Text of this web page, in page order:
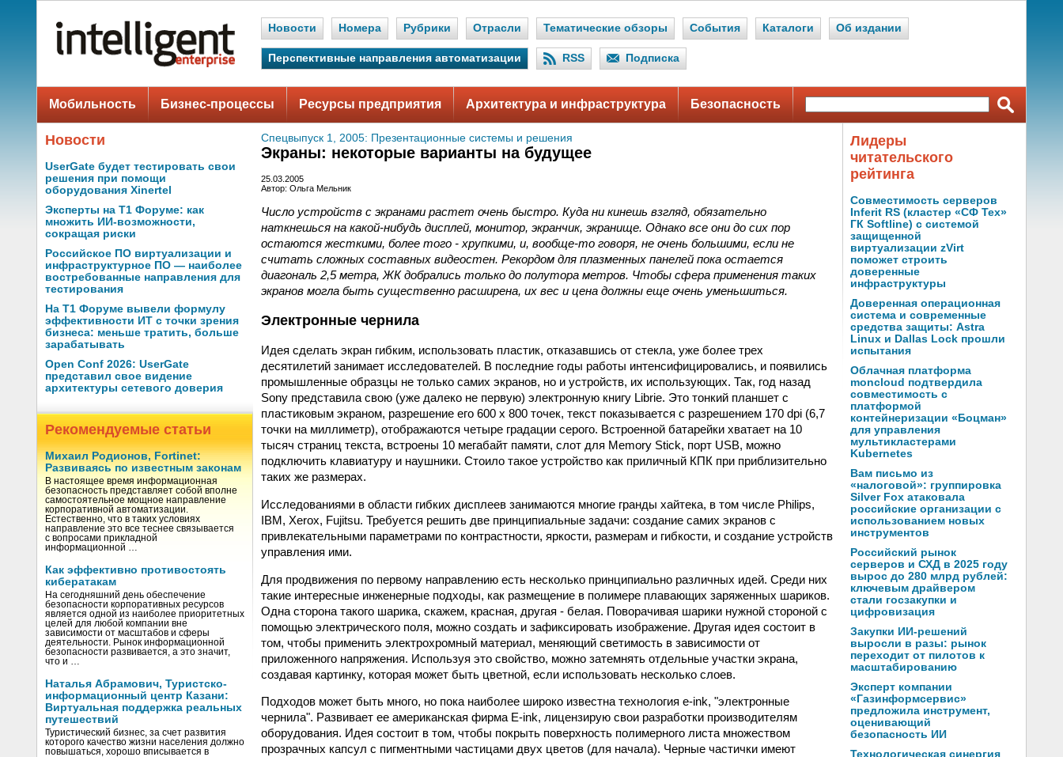
Новости Номера Рубрики Отрасли Тематические обзоры События Каталоги Об издании
Перспективные направления автоматизации RSS Подписка
Мобильность Бизнес-процессы Ресурсы предприятия Архитектура и инфраструктура Безопасность
Новости
UserGate будет тестировать свои
решения при помощи
оборудования Xinertel
Эксперты на Т1 Форуме: как
множить ИИ-возможности,
сокращая риски
Российское ПО виртуализации и
инфраструктурное ПО — наиболее
востребованные направления для
тестирования
На Т1 Форуме вывели формулу
эффективности ИТ с точки зрения
бизнеса: меньше тратить, больше
зарабатывать
Open Conf 2026: UserGate
представил свое видение
архитектуры сетевого доверия
Рекомендуемые статьи
Михаил Родионов, Fortinet:
Развиваясь по известным законам
В настоящее время информационная
безопасность представляет собой вполне
самостоятельное мощное направление
корпоративной автоматизации.
Естественно, что в таких условиях
направление это все теснее связывается
с вопросами прикладной
информационной …
Как эффективно противостоять
кибератакам
На сегодняшний день обеспечение
безопасности корпоративных ресурсов
является одной из наиболее приоритетных
целей для любой компании вне
зависимости от масштабов и сферы
деятельности. Рынок информационной
безопасности развивается, а это значит,
что и …
Наталья Абрамович, Туристско-
информационный центр Казани:
Виртуальная поддержка реальных
путешествий
Туристический бизнес, за счет развития
которого качество жизни населения должно
повышаться, хорошо вписывается в
Спецвыпуск 1, 2005: Презентационные системы и решения
Экраны: некоторые варианты на будущее
25.03.2005
Автор: Ольга Мельник
Число устройств с экранами растет очень быстро. Куда ни кинешь взгляд, обязательно
наткнешься на какой-нибудь дисплей, монитор, экранчик, экранище. Однако все они до сих пор
остаются жесткими, более того - хрупкими, и, вообще-то говоря, не очень большими, если не
считать сложных составных видеостен. Рекордом для плазменных панелей пока остается
диагональ 2,5 метра, ЖК добрались только до полутора метров. Чтобы сфера применения таких
экранов могла быть существенно расширена, их вес и цена должны еще очень уменьшиться.
Электронные чернила
Идея сделать экран гибким, использовать пластик, отказавшись от стекла, уже более трех
десятилетий занимает исследователей. В последние годы работы интенсифицировались, и появились
промышленные образцы не только самих экранов, но и устройств, их использующих. Так, год назад
Sony представила свою (уже далеко не первую) электронную книгу Librie. Это тонкий планшет с
пластиковым экраном, разрешение его 600 х 800 точек, текст показывается с разрешением 170 dpi (6,7
точки на миллиметр), отображаются четыре градации серого. Встроенной батарейки хватает на 10
тысяч страниц текста, встроены 10 мегабайт памяти, слот для Memory Stick, порт USB, можно
подключить клавиатуру и наушники. Стоило такое устройство как приличный КПК при приблизительно
таких же размерах.
Исследованиями в области гибких дисплеев занимаются многие гранды хайтека, в том числе Philips,
IBM, Xerox, Fujitsu. Требуется решить две принципиальные задачи: создание самих экранов с
привлекательными параметрами по контрастности, яркости, размерам и гибкости, и создание устройств
управления ими.
Для продвижения по первому направлению есть несколько принципиально различных идей. Среди них
такие интересные инженерные подходы, как размещение в полимере плавающих заряженных шариков.
Одна сторона такого шарика, скажем, красная, другая - белая. Поворачивая шарики нужной стороной с
помощью электрического поля, можно создать и зафиксировать изображение. Другая идея состоит в
том, чтобы применить электрохромный материал, меняющий светимость в зависимости от
приложенного напряжения. Используя это свойство, можно затемнять отдельные участки экрана,
создавая картинку, которая может быть цветной, если использовать несколько слоев.
Подходов может быть много, но пока наиболее широко известна технология e-ink, "электронные
чернила". Развивает ее американская фирма E-ink, лицензирую свои разработки производителям
оборудования. Идея состоит в том, чтобы покрыть поверхность полимерного листа множеством
прозрачных капсул с пигментными частицами двух цветов (для начала). Черные частички имеют
Лидеры
читательского
рейтинга
Совместимость серверов
Inferit RS (кластер «СФ Тех»
ГК Softline) с системой
защищенной
виртуализации zVirt
поможет строить
доверенные
инфраструктуры
Доверенная операционная
система и современные
средства защиты: Astra
Linux и Dallas Lock прошли
испытания
Облачная платформа
moncloud подтвердила
совместимость с
платформой
контейнеризации «Боцман»
для управления
мультикластерами
Kubernetes
Вам письмо из
«налоговой»: группировка
Silver Fox атаковала
российские организации с
использованием новых
инструментов
Российский рынок
серверов и СХД в 2025 году
вырос до 280 млрд рублей:
ключевым драйвером
стали госзакупки и
цифровизация
Закупки ИИ-решений
выросли в разы: рынок
переходит от пилотов к
масштабированию
Эксперт компании
«Газинформсервис»
предложила инструмент,
оценивающий
безопасность ИИ
Технологическая синергия